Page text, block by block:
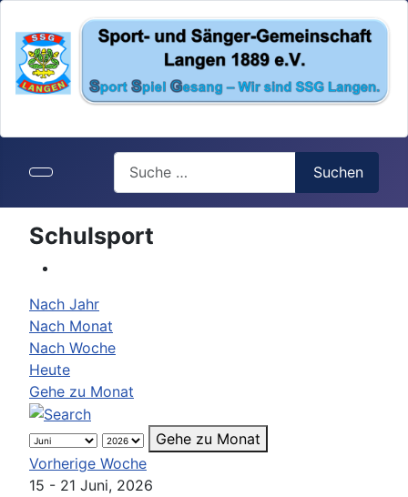
Search
Suchen
Schulsport
Nach Jahr
Nach Monat
Nach Woche
Heute
Gehe zu Monat
Gehe zu Monat
Vorherige Woche
15 - 21 Juni, 2026